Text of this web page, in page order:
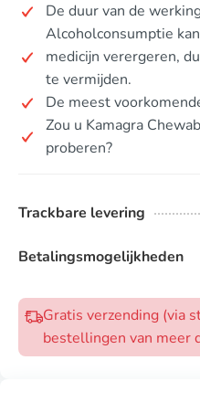
De duur van de
Alcoholconsumptie
medicijn verergeren,
te vermijden.
De meest
Zou u Kamagra
proberen?
Trackbare levering
Betalingsmogelijkheden
Gratis verzending (via
bestellingen van meer